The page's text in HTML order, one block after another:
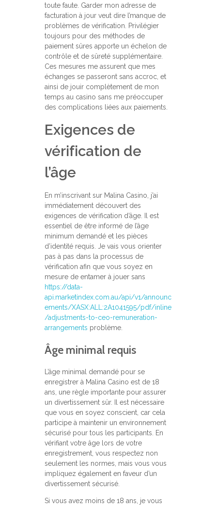
toute faute. Garder mon adresse de
facturation à jour veut dire l’manque de
problèmes de vérification. Privilégier
toujours pour des méthodes de
paiement sûres apporte un échelon de
contrôle et de sûreté supplémentaire.
Ces mesures me assurent que mes
échanges se passeront sans accroc, et
ainsi de jouir complètement de mon
temps au casino sans me préoccuper
des complications liées aux paiements.
Exigences de
vérification de
l’âge
En m’inscrivant sur Malina Casino, j’ai
immédiatement découvert des
exigences de vérification d’âge. Il est
essentiel de être informé de l’âge
minimum demandé et les pièces
d’identité requis. Je vais vous orienter
pas à pas dans la processus de
vérification afin que vous soyez en
mesure de entamer à jouer sans
https://data-
api.marketindex.com.au/api/v1/announc
ements/XASX:ALL:2A1041595/pdf/inline
/adjustments-to-ceo-remuneration-
arrangements problème.
Âge minimal requis
L’âge minimal demandé pour se
enregistrer à Malina Casino est de 18
ans, une règle importante pour assurer
un divertissement sûr. Il est nécessaire
que vous en soyez conscient, car cela
participe à maintenir un environnement
sécurisé pour tous les participants. En
vérifiant votre âge lors de votre
enregistrement, vous respectez non
seulement les normes, mais vous vous
impliquez également en faveur d’un
divertissement sécurisé.
Si vous avez moins de 18 ans, je vous